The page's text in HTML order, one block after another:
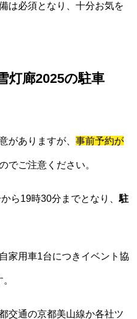
は必須となり、十分お気を
灯廊2025の駐車
がありますが、 事前予約が
でご注意ください。
ら19時30分までとなり、 駐
家用車1台につきイベント協
交通の京都美山線か各社ツ